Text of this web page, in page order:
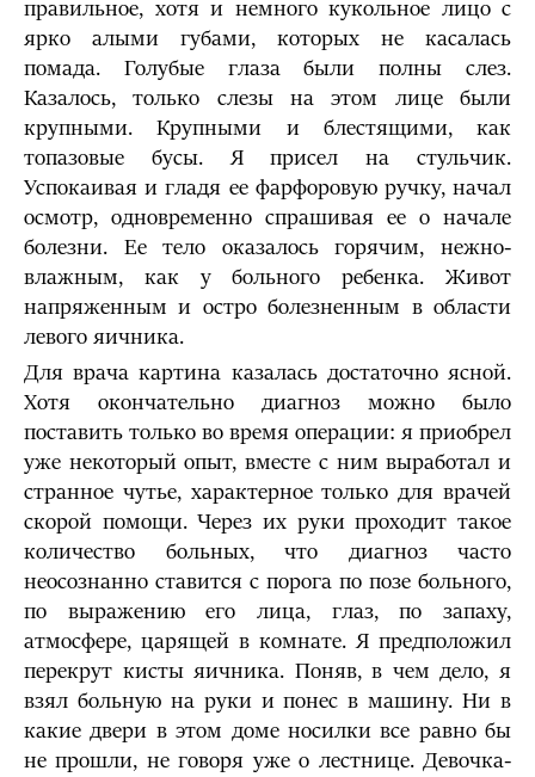
правильное, хотя и немного кукольное лицо с
ярко алыми губами, которых не касалась
помада. Голубые глаза были полны слез.
Казалось, только слезы на этом лице были
крупными. Крупными и блестящими, как
топазовые бусы. Я присел на стульчик.
Успокаивая и гладя ее фарфоровую ручку, начал
осмотр, одновременно спрашивая ее о начале
болезни. Ее тело оказалось горячим, нежно-
влажным, как у больного ребенка. Живот
напряженным и остро болезненным в области
левого яичника.
Для врача картина казалась достаточно ясной.
Хотя окончательно диагноз можно было
поставить только во время операции: я приобрел
уже некоторый опыт, вместе с ним выработал и
странное чутье, характерное только для врачей
скорой помощи. Через их руки проходит такое
количество больных, что диагноз часто
неосознанно ставится с порога по позе больного,
по выражению его лица, глаз, по запаху,
атмосфере, царящей в комнате. Я предположил
перекрут кисты яичника. Поняв, в чем дело, я
взял больную на руки и понес в машину. Ни в
какие двери в этом доме носилки все равно бы
не прошли, не говоря уже о лестнице. Девочка-